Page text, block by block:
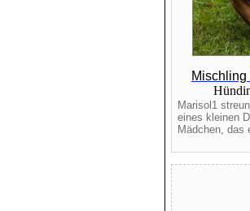
Marisol1
eines kleinen
Mädchen, das